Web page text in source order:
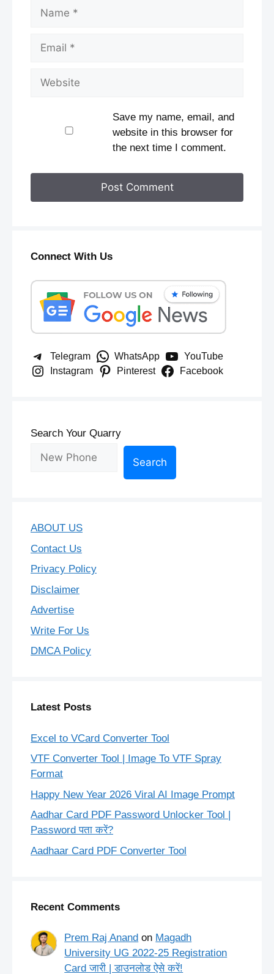
Save my name, email, and
website in this browser for
the next time I comment.
Connect With Us
Telegram WhatsApp
YouTube
Instagram
Pinterest Facebook
Search Your Quarry
Search
ABOUT US
Contact Us
Privacy Policy
Disclaimer
Advertise
Write For Us
DMCA Policy
Latest Posts
Excel to VCard Converter Tool
VTF Converter Tool | Image To VTF Spray
Format
Happy New Year 2026 Viral AI Image Prompt
Aadhar Card PDF Password Unlocker Tool |
Password पता करें?
Aadhaar Card PDF Converter Tool
Recent Comments
Prem Raj Anand on Magadh
University UG 2022-25 Registration
Card जारी | डाउनलोड ऐसे करें!